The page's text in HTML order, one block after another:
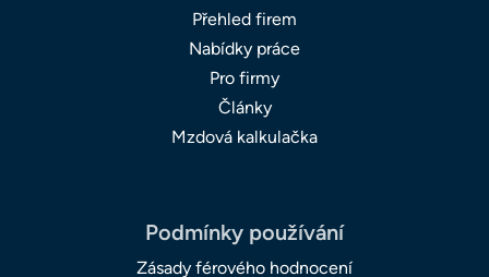
Přehled firem
Nabídky práce
Pro firmy
Články
Mzdová kalkulačka
Podmínky používání
Zásady férového hodnocení